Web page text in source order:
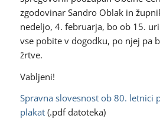
zgodovinar Sandro Oblak in
nedeljo, 4. februarja, bo ob 15.
vse pobite v dogodku, po njej pa
žrtve.
Vabljeni!
Spravna slovesnost ob 80. letnici
plakat(.pdf datoteka)